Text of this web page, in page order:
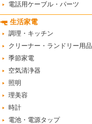
電話用ケーブル・パーツ
生活家電
調理・キッチン
クリーナー・ランドリー用品
季節家電
空気清浄器
照明
理美容
時計
電池・電源タップ